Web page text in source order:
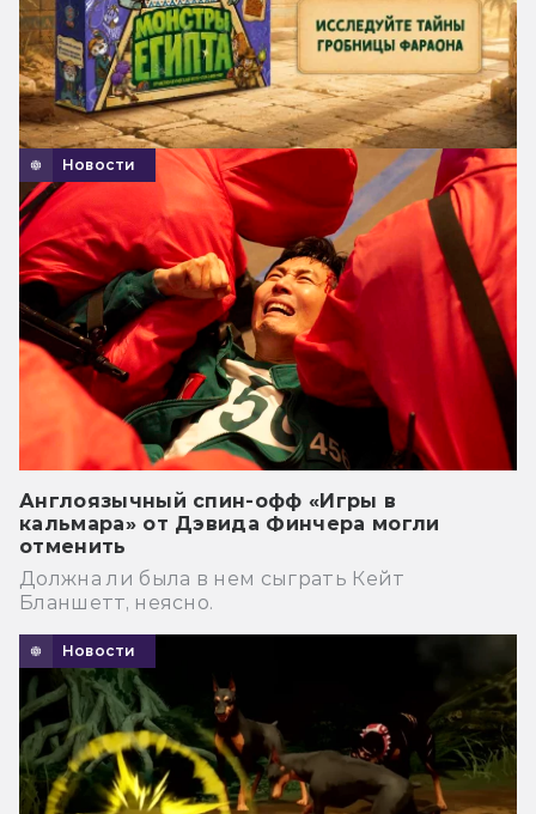
Новости
Англоязычный спин-офф «Игры в
кальмара» от Дэвида Финчера могли
отменить
Должна ли была в нем сыграть Кейт
Бланшетт, неясно.
Новости